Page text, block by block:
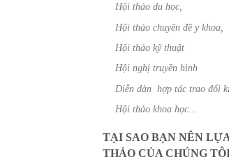
Hội thảo du học,
Hội thảo chuyên đề y khoa,
Hội thảo kỹ thuật
Hội nghị truyền hình
Diễn dàn hợp tác trao đổi
Hội thảo khoa học…
TẠI SAO BẠN NÊN
THẢO CỦA CHÚNG